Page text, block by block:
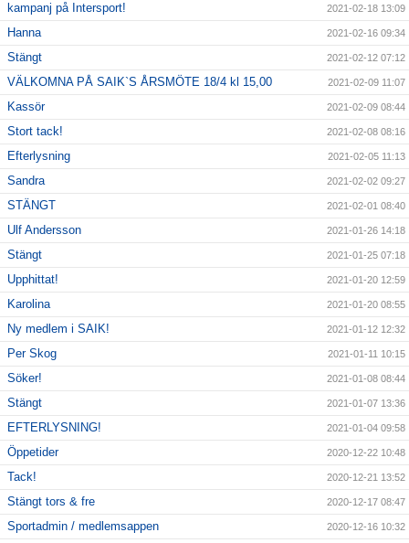
kampanj på Intersport! 2021-02-18 13:09
Hanna 2021-02-16 09:34
Stängt 2021-02-12 07:12
VÄLKOMNA PÅ SAIK`S ÅRSMÖTE 18/4 kl 15,00 2021-02-09 11:07
Kassör 2021-02-09 08:44
Stort tack! 2021-02-08 08:16
Efterlysning 2021-02-05 11:13
Sandra 2021-02-02 09:27
STÄNGT 2021-02-01 08:40
Ulf Andersson 2021-01-26 14:18
Stängt 2021-01-25 07:18
Upphittat! 2021-01-20 12:59
Karolina 2021-01-20 08:55
Ny medlem i SAIK! 2021-01-12 12:32
Per Skog 2021-01-11 10:15
Söker! 2021-01-08 08:44
Stängt 2021-01-07 13:36
EFTERLYSNING! 2021-01-04 09:58
Öppetider 2020-12-22 10:48
Tack! 2020-12-21 13:52
Stängt tors & fre 2020-12-17 08:47
Sportadmin / medlemsappen 2020-12-16 10:32